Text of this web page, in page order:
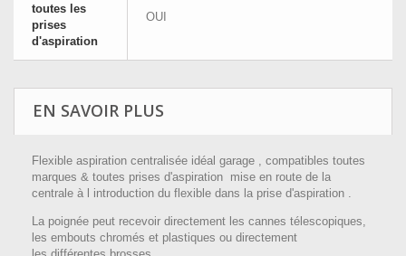
toutes les
prises
d'aspiration
OUI
EN SAVOIR PLUS
Flexible aspiration centralisée idéal garage , compatibles toutes
marques & toutes prises d'aspiration mise en route de la
centrale à l introduction du flexible dans la prise d'aspiration .
La poignée peut recevoir directement les cannes télescopiques,
les embouts chromés et plastiques ou directement